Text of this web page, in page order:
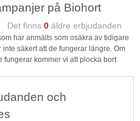
på Biohort
Det finns 0 äldre erbjudanden
har anmälts som osäkra av tidigare
säkert att de fungerar längre. Om
kommer vi att plocka bort
och